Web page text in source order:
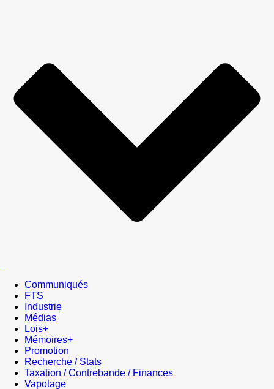
Communiqués
FTS
Industrie
Médias
Lois+
Mémoires+
Promotion
Recherche / Stats
Taxation / Contrebande / Finances
Vapotage